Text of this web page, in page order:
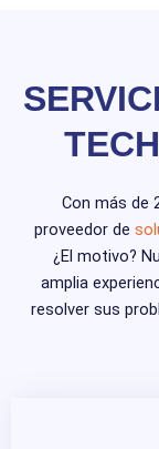
Con más de
proveedor de
¿El motivo?
amplia
resolver sus